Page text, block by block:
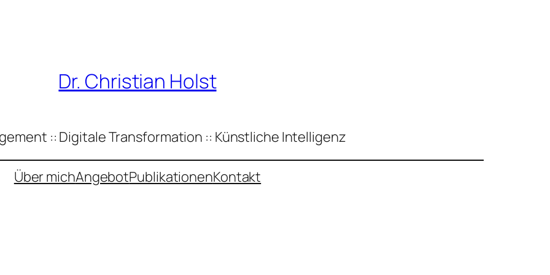
Dr. Christian Holst
:: Digitale Transformation :: Künstliche Intelligenz
Über michAngebotPublikationenKontakt